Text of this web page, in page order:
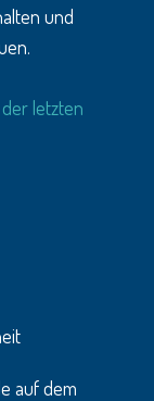
und
letzten
auf dem